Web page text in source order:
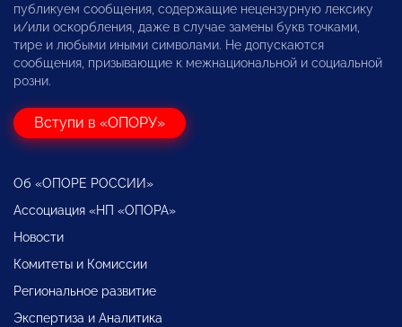
публикуем сообщения, содержащие нецензурную лексику
и/или оскорбления, даже в случае замены букв точками,
тире и любыми иными символами. Не допускаются
сообщения, призывающие к межнациональной и социальной
розни.
Вступи в «ОПОРУ»
Об «ОПОРЕ РОССИИ»
Ассоциация «НП «ОПОРА»
Новости
Комитеты и Комиссии
Региональное развитие
Экспертиза и Аналитика